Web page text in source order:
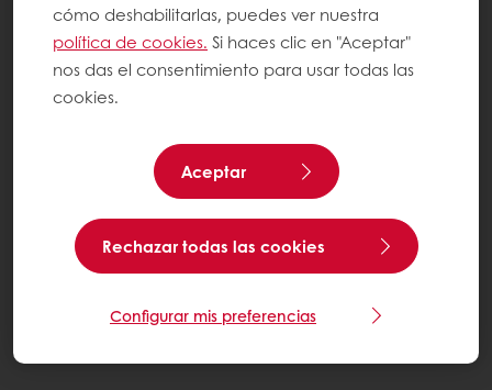
cómo deshabilitarlas, puedes ver nuestra
política de cookies. Si haces clic en "Aceptar"
nos das el consentimiento para usar todas las
cookies.
Aceptar
Rechazar todas las cookies
Configurar mis preferencias